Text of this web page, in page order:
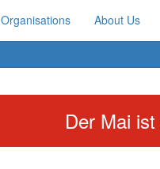
Organisations About Us
Der Mai